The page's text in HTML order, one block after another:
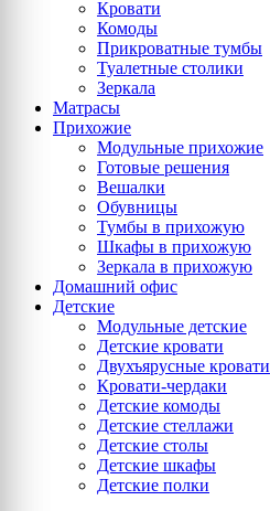
Кровати
Комоды
Прикроватные тумбы
Туалетные столики
Зеркала
Матрасы
Прихожие
Модульные прихожие
Готовые решения
Вешалки
Обувницы
Тумбы в прихожую
Шкафы в прихожую
Зеркала в прихожую
Домашний офис
Детские
Модульные детские
Детские кровати
Двухъярусные кровати
Кровати-чердаки
Детские комоды
Детские стеллажи
Детские столы
Детские шкафы
Детские полки